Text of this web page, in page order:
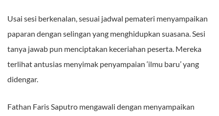
Usai sesi berkenalan, sesuai jadwal pemateri menyampaikan
paparan dengan selingan yang menghidupkan suasana. Sesi
tanya jawab pun menciptakan keceriahan peserta. Mereka
terlihat antusias menyimak penyampaian ‘ilmu baru’ yang
didengar.
Fathan Faris Saputro mengawali dengan menyampaikan